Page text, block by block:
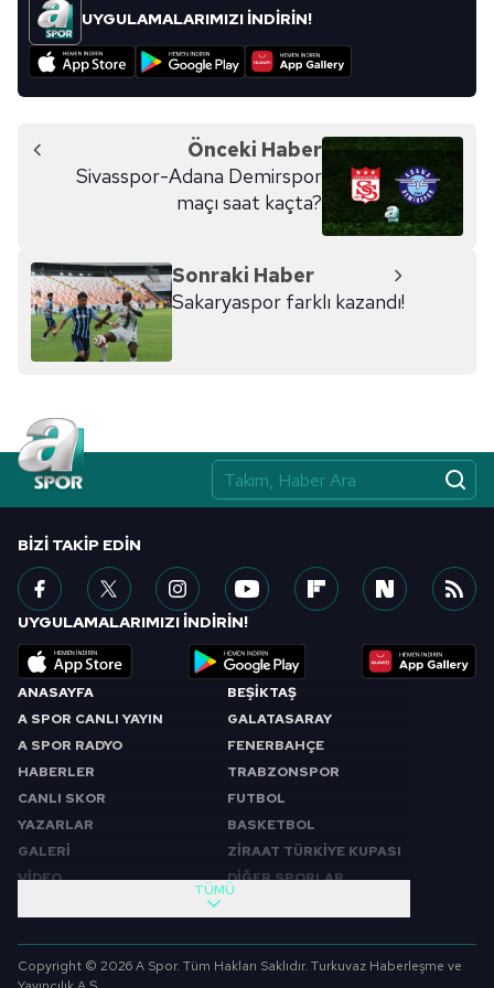
kullanılmaktadır. Bu çerezler vasıtasıyla çeşitli kişisel
verileriniz işlenmekte olup gerekli olan çerezler bilgi
toplumu hizmetlerinin sunulması amacıyla
reklam/pazarlama faaliyetlerinin yapılması, amaçlarıyla
sınırlı olarak açık rızanız dahilinde kullanılacaktır.
Çerezlere ilişkin tercihlerinizi aşağıda yer alan panel
için Ayarlar butonuna tıklayabilir,Çerez Bilgilendirme
Metnimiziziyaret edebilirsiniz.
6698 sayılı Kişisel Verilerin Korunması Kanunu uyarınca
almak için lütfen
UYGULAMALARIMIZI İNDİRİN!
Önceki Haber
Sivasspor-Adana Demirspor
maçı saat kaçta?
Sonraki Haber
Sakaryaspor farklı kazandı!
ANASAYFA
A SPOR CANLI YAYIN
A SPOR RADYO
HABERLER
CANLI SKOR
YAZARLAR
GALERİ
VİDEO
BEŞİKTAŞ
GALATASARAY
FENERBAHÇE
TRABZONSPOR
FUTBOL
BASKETBOL
ZİRAAT TÜRKİYE KUPASI
DİĞER SPORLAR
SABAH SPORU
SPOR GÜNDEMİ
FUTBOL
TÜMÜ
BIZI TAKIP EDIN
UYGULAMALARIMIZI İNDİRİN!
Copyright © 2026 A Spor. Tüm Hakları Saklıdır. Turkuvaz Haberleşme ve